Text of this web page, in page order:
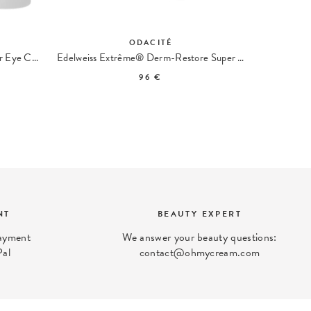
Edelweiss Extreme® Intense Repair Eye Cream
ODACITÉ
Edelweiss Extrême® Derm-Restore Super Anti-Aging Serum
96 €
BEAUTY EXPERT
We answer your beauty questions:
contact@ohmycream.com